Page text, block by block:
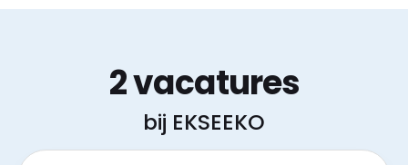
2 vacatures
bij EKSEEKO